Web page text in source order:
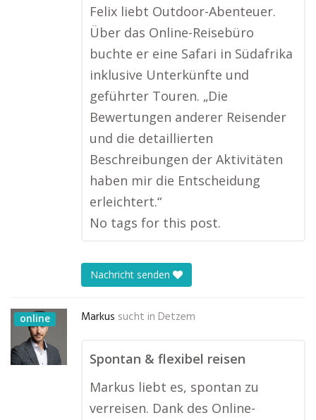
Felix liebt Outdoor-Abenteuer.
Über das Online-Reisebüro
buchte er eine Safari in Südafrika
inklusive Unterkünfte und
geführter Touren. „Die
Bewertungen anderer Reisender
und die detaillierten
Beschreibungen der Aktivitäten
haben mir die Entscheidung
erleichtert.“
No tags for this post.
Nachricht senden
online Markus sucht in Detzem
Spontan & flexibel reisen
Markus liebt es, spontan zu
verreisen. Dank des Online-